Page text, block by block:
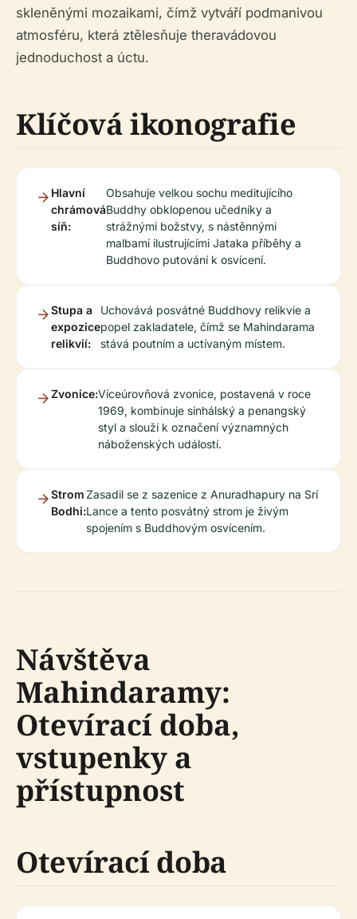
skleněnými mozaikami, čímž vytváří podmanivou
atmosféru, která ztělesňuje theravádovou
jednoduchost a úctu.
Klíčová ikonografie
Hlavní
chrámová
síň:
Obsahuje velkou sochu meditujícího
Buddhy obklopenou učedníky a
strážnými božstvy, s nástěnnými
malbami ilustrujícími Jataka příběhy a
Buddhovo putování k osvícení.
Stupa a
expozice
relikvií:
Uchovává posvátné Buddhovy relikvie a
popel zakladatele, čímž se Mahindarama
stává poutním a uctívaným místem.
Zvonice:Víceúrovňová zvonice, postavená v roce
1969, kombinuje sinhálský a penangský
styl a slouží k označení významných
náboženských událostí.
Strom
Bodhi:
Zasadil se z sazenice z Anuradhapury na Srí
Lance a tento posvátný strom je živým
spojením s Buddhovým osvícením.
Návštěva
Mahindaramy:
Otevírací doba,
vstupenky a
přístupnost
Otevírací doba